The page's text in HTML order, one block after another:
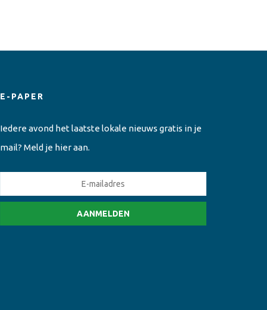
E-PAPER
Iedere avond het laatste lokale nieuws gratis in je
mail? Meld je hier aan.